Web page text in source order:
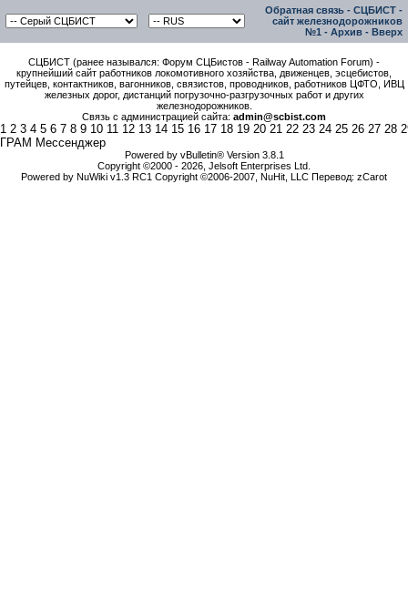
Обратная связь - СЦБИСТ -
сайт железнодорожников
№1 - Архив - Вверх
СЦБИСТ (ранее назывался: Форум СЦБистов - Railway Automation Forum) -
крупнейший сайт работников локомотивного хозяйства, движенцев, эсцебистов,
путейцев, контактников, вагонников, связистов, проводников, работников ЦФТО, ИВЦ
железных дорог, дистанций погрузочно-разгрузочных работ и других
железнодорожников.
Связь с администрацией сайта: admin@scbist.com
1 2 3 4 5 6 7 8 9 10 11 12 13 14 15 16 17 18 19 20 21 22 23 24 25 26 27 28
ГРАМ Мессенджер
Powered by vBulletin® Version 3.8.1
Copyright ©2000 - 2026, Jelsoft Enterprises Ltd.
Powered by NuWiki v1.3 RC1 Copyright ©2006-2007, NuHit, LLC Перевод: zCarot